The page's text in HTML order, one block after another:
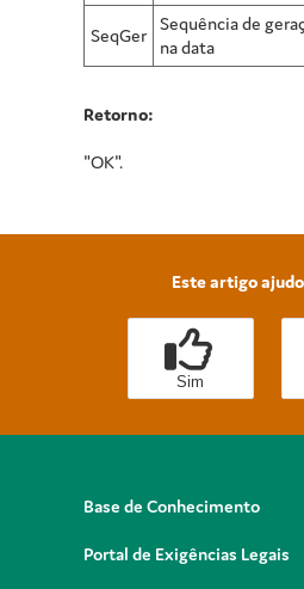
SeqGer
Sequência de
na data
Retorno:
"OK".
Este artigo
Sim
Base de Conhecimento
Portal de Exigências Legais